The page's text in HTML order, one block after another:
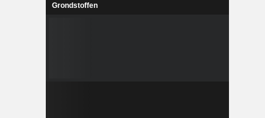
Grondstoffen